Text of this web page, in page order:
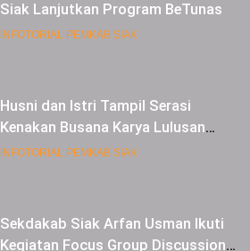
Siak Lanjutkan Program BeTunas
INFOTORIAL PEMKAB SIAK
Husni dan Istri Tampil Serasi
Kenakan Busana Karya Lulusan
SMK Pariwisata Siak, di Lancang
INFOTORIAL PEMKAB SIAK
Sekdakab Siak Arfan Usman Ikuti
Kegiatan Focus Group Discussion